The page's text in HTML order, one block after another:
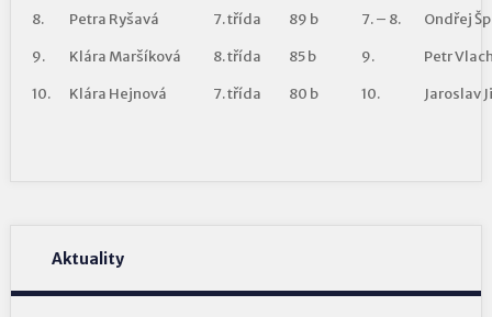
8.
Petra Ryšavá 7. třída 89 b 7. – 8.
Ondřej
9.
Klára Maršíková 8. třída 85 b 9.
Petr
10.
Klára Hejnová 7. třída 80 b 10. Jaroslav
Aktuality